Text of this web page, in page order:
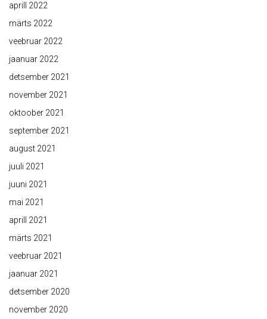
aprill 2022
märts 2022
veebruar 2022
jaanuar 2022
detsember 2021
november 2021
oktoober 2021
september 2021
august 2021
juuli 2021
juuni 2021
mai 2021
aprill 2021
märts 2021
veebruar 2021
jaanuar 2021
detsember 2020
november 2020